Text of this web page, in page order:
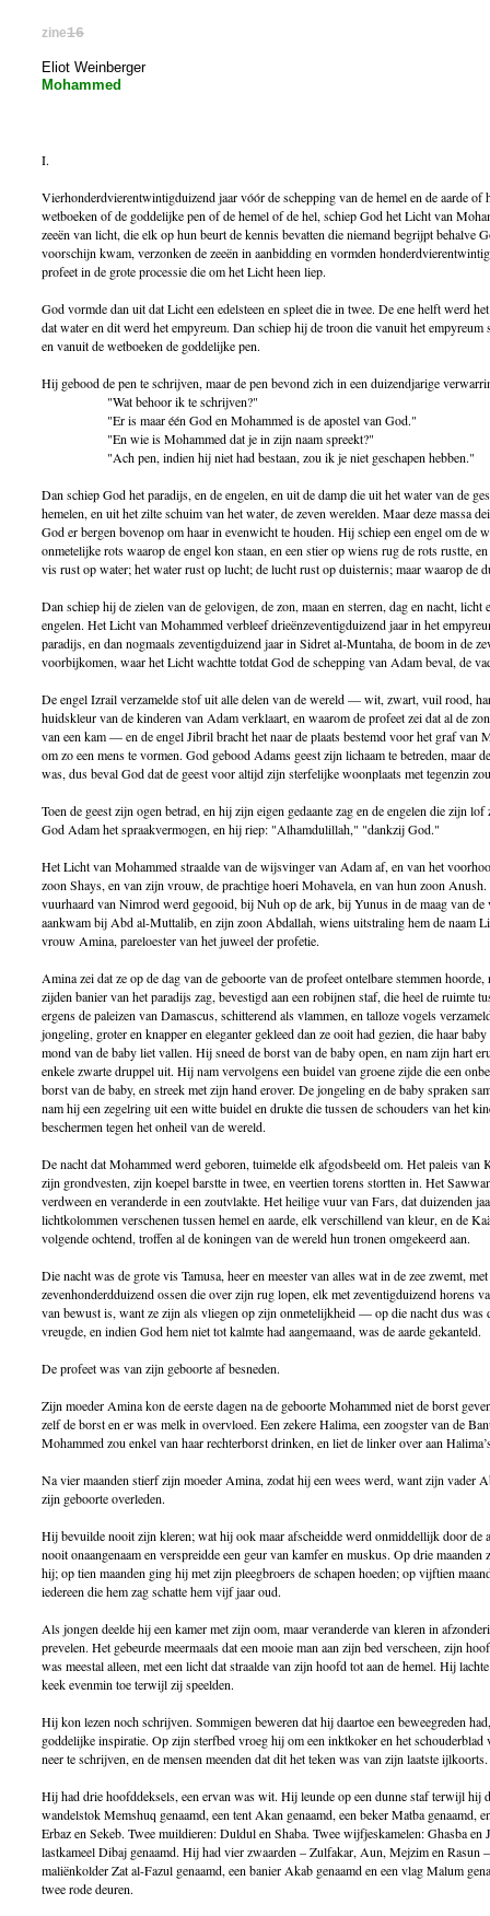
zine16
Eliot Weinberger
Mohammed
I.
Vierhonderdvierentwintigduizend jaar vóór de schepping van de hemel en de aarde of
wetboeken of de goddelijke pen of de hemel of de hel, schiep God het Licht van
zeeën van licht, die elk op hun beurt de kennis bevatten die niemand begrijpt behalve
voorschijn kwam, verzonken de zeeën in aanbidding en vormden
profeet in de grote processie die om het Licht heen liep.
God vormde dan uit dat Licht een edelsteen en spleet die in twee. De ene helft werd
dat water en dit werd het empyreum. Dan schiep hij de troon die vanuit het empyreum
en vanuit de wetboeken de goddelijke pen.
Hij gebood de pen te schrijven, maar de pen bevond zich in een duizendjarige
"Wat behoor ik te schrijven?"
"Er is maar één God en Mohammed is de apostel van God."
"En wie is Mohammed dat je in zijn naam spreekt?"
"Ach pen, indien hij niet had bestaan, zou ik je niet geschapen hebben."
Dan schiep God het paradijs, en de engelen, en uit de damp die uit het water van de
hemelen, en uit het zilte schuim van het water, de zeven werelden. Maar deze massa
God er bergen bovenop om haar in evenwicht te houden. Hij schiep een engel om de
onmetelijke rots waarop de engel kon staan, en een stier op wiens rug de rots rustte,
vis rust op water; het water rust op lucht; de lucht rust op duisternis; maar waarop de
Dan schiep hij de zielen van de gelovigen, de zon, maan en sterren, dag en nacht, licht
engelen. Het Licht van Mohammed verbleef drieënzeventigduizend jaar in het
paradijs, en dan nogmaals zeventigduizend jaar in Sidret al-Muntaha, de boom in de
voorbijkomen, waar het Licht wachtte totdat God de schepping van Adam beval, de
De engel Izrail verzamelde stof uit alle delen van de wereld — wit, zwart, vuil rood,
huidskleur van de kinderen van Adam verklaart, en waarom de profeet zei dat al de
van een kam — en de engel Jibril bracht het naar de plaats bestemd voor het graf van
om zo een mens te vormen. God gebood Adams geest zijn lichaam te betreden, maar
was, dus beval God dat de geest voor altijd zijn sterfelijke woonplaats met tegenzin
Toen de geest zijn ogen betrad, en hij zijn eigen gedaante zag en de engelen die zijn
God Adam het spraakvermogen, en hij riep: "Alhamdulillah," "dankzij God."
Het Licht van Mohammed straalde van de wijsvinger van Adam af, en van het
zoon Shays, en van zijn vrouw, de prachtige hoeri Mohavela, en van hun zoon
vuurhaard van Nimrod werd gegooid, bij Nuh op de ark, bij Yunus in de maag van de
aankwam bij Abd al-Muttalib, en zijn zoon Abdallah, wiens uitstraling hem de naam
vrouw Amina, pareloester van het juweel der profetie.
Amina zei dat ze op de dag van de geboorte van de profeet ontelbare stemmen
zijden banier van het paradijs zag, bevestigd aan een robijnen staf, die heel de ruimte
ergens de paleizen van Damascus, schitterend als vlammen, en talloze vogels
jongeling, groter en knapper en eleganter gekleed dan ze ooit had gezien, die haar
mond van de baby liet vallen. Hij sneed de borst van de baby open, en nam zijn hart
enkele zwarte druppel uit. Hij nam vervolgens een buidel van groene zijde die een
borst van de baby, en streek met zijn hand erover. De jongeling en de baby spraken
nam hij een zegelring uit een witte buidel en drukte die tussen de schouders van het
beschermen tegen het onheil van de wereld.
De nacht dat Mohammed werd geboren, tuimelde elk afgodsbeeld om. Het paleis van
zijn grondvesten, zijn koepel barstte in twee, en veertien torens stortten in. Het
verdween en veranderde in een zoutvlakte. Het heilige vuur van Fars, dat duizenden
lichtkolommen verschenen tussen hemel en aarde, elk verschillend van kleur, en de
volgende ochtend, troffen al de koningen van de wereld hun tronen omgekeerd aan.
Die nacht was de grote vis Tamusa, heer en meester van alles wat in de zee zwemt,
zevenhonderdduizend ossen die over zijn rug lopen, elk met zeventigduizend horens
van bewust is, want ze zijn als vliegen op zijn onmetelijkheid — op die nacht dus was
vreugde, en indien God hem niet tot kalmte had aangemaand, was de aarde gekanteld.
De profeet was van zijn geboorte af besneden.
Zijn moeder Amina kon de eerste dagen na de geboorte Mohammed niet de borst
zelf de borst en er was melk in overvloed. Een zekere Halima, een zoogster van de
Mohammed zou enkel van haar rechterborst drinken, en liet de linker over aan
Na vier maanden stierf zijn moeder Amina, zodat hij een wees werd, want zijn vader
zijn geboorte overleden.
Hij bevuilde nooit zijn kleren; wat hij ook maar afscheidde werd onmiddellijk door de
nooit onaangenaam en verspreidde een geur van kamfer en muskus. Op drie maanden
hij; op tien maanden ging hij met zijn pleegbroers de schapen hoeden; op vijftien
iedereen die hem zag schatte hem vijf jaar oud.
Als jongen deelde hij een kamer met zijn oom, maar veranderde van kleren in
prevelen. Het gebeurde meermaals dat een mooie man aan zijn bed verscheen, zijn
was meestal alleen, met een licht dat straalde van zijn hoofd tot aan de hemel. Hij
keek evenmin toe terwijl zij speelden.
Hij kon lezen noch schrijven. Sommigen beweren dat hij daartoe een beweegreden
goddelijke inspiratie. Op zijn sterfbed vroeg hij om een inktkoker en het schouderblad
neer te schrijven, en de mensen meenden dat dit het teken was van zijn laatste ijlkoorts.
Hij had drie hoofddeksels, een ervan was wit. Hij leunde op een dunne staf terwijl hij
wandelstok Memshuq genaamd, een tent Akan genaamd, een beker Matba genaamd,
Erbaz en Sekeb. Twee muildieren: Duldul en Shaba. Twee wijfjeskamelen: Ghasba en
lastkameel Dibaj genaamd. Hij had vier zwaarden – Zulfakar, Aun, Mejzim en Rasun
maliënkolder Zat al-Fazul genaamd, een banier Akab genaamd en een vlag Malum
twee rode deuren.